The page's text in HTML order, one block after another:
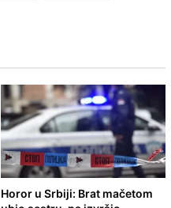
Horor u Srbiji: Brat mačetom